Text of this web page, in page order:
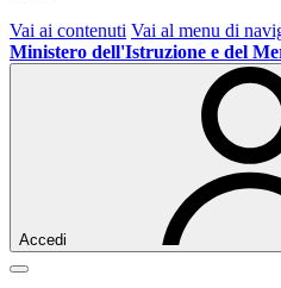
Vai ai contenuti Vai al menu di
Ministero dell'Istruzione e del
Accedi